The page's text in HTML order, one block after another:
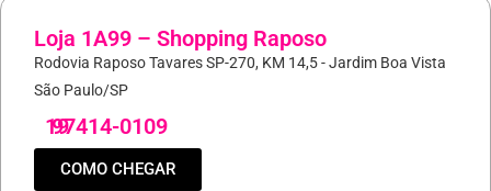
Loja 1A99 – Shopping Raposo
Rodovia Raposo Tavares SP-270, KM 14,5 - Jardim Boa Vista
São Paulo/SP
19
97414-0109
COMO CHEGAR